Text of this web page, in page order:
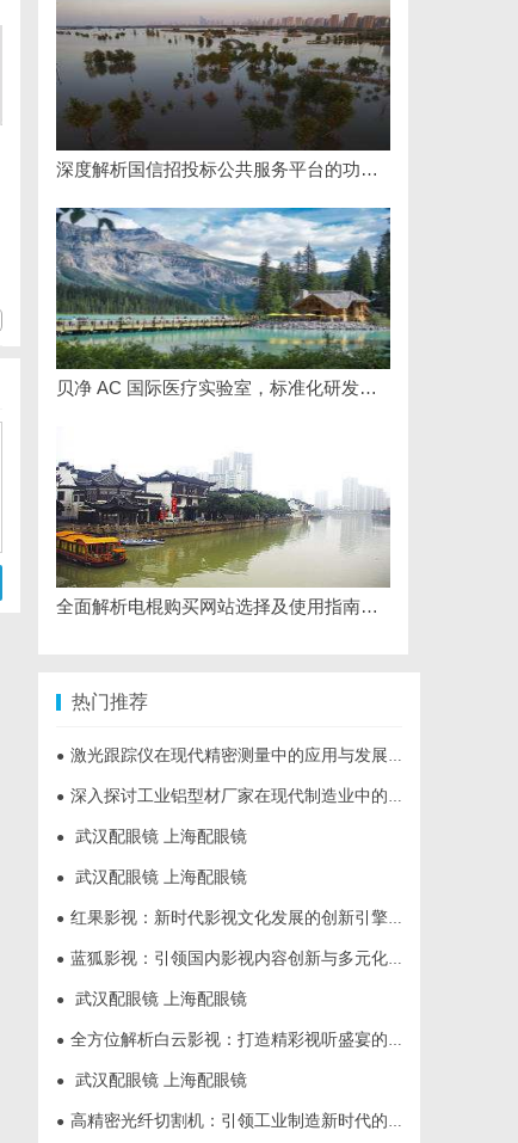
深度解析国信招投标公共服务平台的功能与优势
贝净 AC 国际医疗实验室，标准化研发体系全解析
全面解析电棍购买网站选择及使用指南，保障安全与合法性
热门推荐
● 激光跟踪仪在现代精密测量中的应用与发展趋势
● 深入探讨工业铝型材厂家在现代制造业中的重要角色与发展趋势
● 武汉配眼镜 上海配眼镜
● 武汉配眼镜 上海配眼镜
● 红果影视：新时代影视文化发展的创新引擎与力量
● 蓝狐影视：引领国内影视内容创新与多元化发展的先锋力量
● 武汉配眼镜 上海配眼镜
● 全方位解析白云影视：打造精彩视听盛宴的新锐平台
● 武汉配眼镜 上海配眼镜
● 高精密光纤切割机：引领工业制造新时代的利器